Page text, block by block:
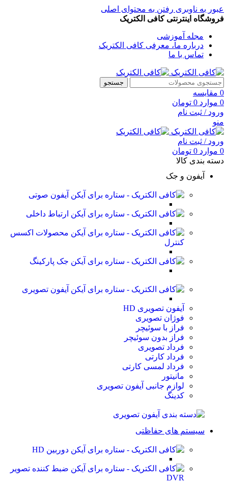
عبور به ناوبری رفتن به محتوای اصلی
فروشگاه اینترنتی کافی الکتریک
مجله آموزشی
درباره ما، معرفی کافی الکتریک
تماس با ما
جستجو
0 مقایسه
0 موارد 0 تومان
ورود / ثبت نام
منو
ورود / ثبت نام
0 موارد 0 تومان
دسته بندی کالا
آیفون و جک
آیفون صوتی
ارتباط داخلی
محصولات اکسس
کنترل
جک پارکینگ
آیفون تصویری
آیفون تصویری HD
فوژان تصویری
فراز با سوئیچر
فراز بدون سوئیچر
فرداد تصویری
فرداد کارتی
فرداد لمسی کارتی
مانیتور
لوازم جانبی آیفون تصویری
کدینگ
سیستم های حفاظتی
دوربین HD
ضبط کننده تصویر
DVR